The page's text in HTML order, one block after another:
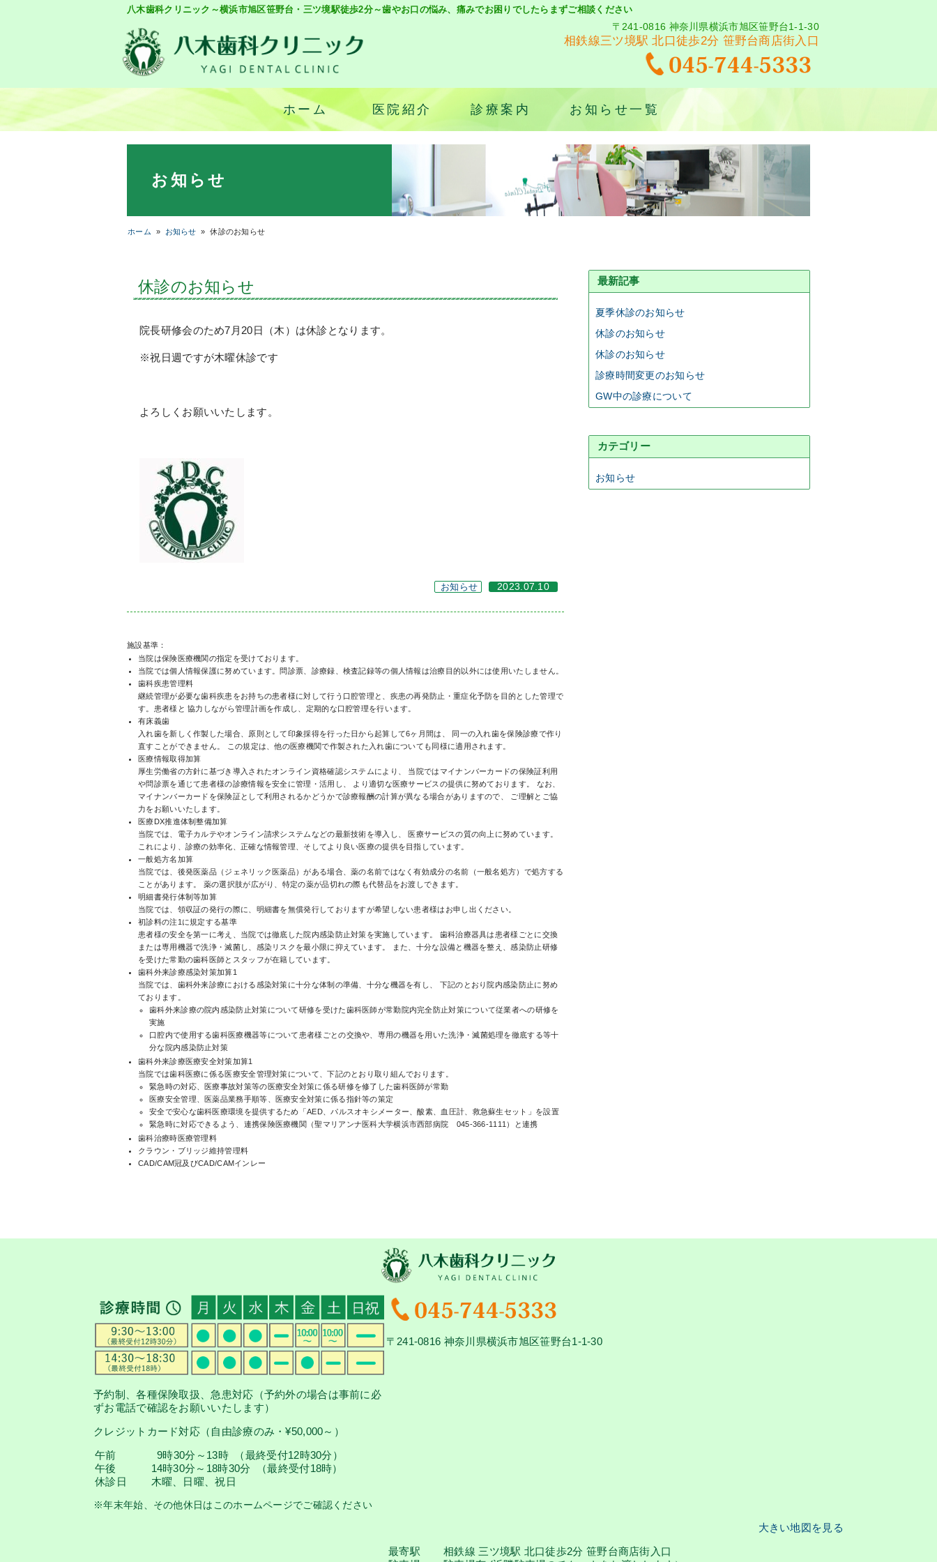
八木歯科クリニック～横浜市旭区笹野台・三ツ境駅徒歩2分～歯やお口の悩み、痛みでお困りでしたらまずご相談ください
〒241-0816 神奈川県横浜市旭区笹野台1-1-30
相鉄線三ツ境駅 北口徒歩2分 笹野台商店街入口
ホーム 医院紹介 診療案内 お知らせ一覧
お知らせ
ホーム » お知らせ »休診のお知らせ
休診のお知らせ
院長研修会のため7月20日（木）は休診となります。
※祝日週ですが木曜休診です
よろしくお願いいたします。
お知らせ 2023.07.10
施設基準：
当院は保険医療機関の指定を受けております。
当院では個人情報保護に努めています。問診票、診療録、検査記録等の個人情報は治療目的以外には使用いたしません。
歯科疾患管理料
継続管理が必要な歯科疾患をお持ちの患者様に対して行う口腔管理と、疾患の再発防止・重症化予防を目的とした管理で
す。患者様と 協力しながら管理計画を作成し、定期的な口腔管理を行います。
有床義歯
入れ歯を新しく作製した場合、原則として印象採得を行った日から起算して6ヶ月間は、 同一の入れ歯を保険診療で作り
直すことができません。 この規定は、他の医療機関で作製された入れ歯についても同様に適用されます。
医療情報取得加算
厚生労働省の方針に基づき導入されたオンライン資格確認システムにより、 当院ではマイナンバーカードの保険証利用
や問診票を通じて患者様の診療情報を安全に管理・活用し、 より適切な医療サービスの提供に努めております。 なお、
マイナンバーカードを保険証として利用されるかどうかで診療報酬の計算が異なる場合がありますので、 ご理解とご協
力をお願いいたします。
医療DX推進体制整備加算
当院では、電子カルテやオンライン請求システムなどの最新技術を導入し、 医療サービスの質の向上に努めています。
これにより、診療の効率化、正確な情報管理、そしてより良い医療の提供を目指しています。
一般処方名加算
当院では、後発医薬品（ジェネリック医薬品）がある場合、薬の名前ではなく有効成分の名前（一般名処方）で処方する
ことがあります。 薬の選択肢が広がり、特定の薬が品切れの際も代替品をお渡しできます。
明細書発行体制等加算
当院では、領収証の発行の際に、明細書を無償発行しておりますが希望しない患者様はお申し出ください。
初診料の注1に規定する基準
患者様の安全を第一に考え、当院では徹底した院内感染防止対策を実施しています。 歯科治療器具は患者様ごとに交換
または専用機器で洗浄・滅菌し、感染リスクを最小限に抑えています。 また、十分な設備と機器を整え、感染防止研修
を受けた常勤の歯科医師とスタッフが在籍しています。
歯科外来診療感染対策加算1
当院では、歯科外来診療における感染対策に十分な体制の準備、十分な機器を有し、 下記のとおり院内感染防止に努め
ております。
歯科外来診療の院内感染防止対策について研修を受けた歯科医師が常勤院内完全防止対策について従業者への研修を
実施
口腔内で使用する歯科医療機器等について患者様ごとの交換や、専用の機器を用いた洗浄・滅菌処理を徹底する等十
分な院内感染防止対策
歯科外来診療医療安全対策加算1
当院では歯科医療に係る医療安全管理対策について、下記のとおり取り組んでおります。
緊急時の対応、医療事故対策等の医療安全対策に係る研修を修了した歯科医師が常勤
医療安全管理、医薬品業務手順等、医療安全対策に係る指針等の策定
安全で安心な歯科医療環境を提供するため「AED、パルスオキシメーター、酸素、血圧計、救急蘇生セット」を設置
緊急時に対応できるよう、連携保険医療機関（聖マリアンナ医科大学横浜市西部病院 045-366-1111）と連携
歯科治療時医療管理料
クラウン・ブリッジ維持管理料
CAD/CAM冠及びCAD/CAMインレー
最新記事
夏季休診のお知らせ
休診のお知らせ
休診のお知らせ
診療時間変更のお知らせ
GW中の診療について
カテゴリー
お知らせ
予約制、各種保険取扱、急患対応（予約外の場合は事前に必
ずお電話で確認をお願いいたします）
クレジットカード対応（自由診療のみ・¥50,000～）
午前
9時30分～13時 （最終受付12時30分）
午後
14時30分～18時30分 （最終受付18時）
休診日
木曜、日曜、祝日
※年末年始、その他休日はこのホームページでご確認ください
〒241-0816 神奈川県横浜市旭区笹野台1-1-30
大きい地図を見る
最寄駅
相鉄線 三ツ境駅 北口徒歩2分 笹野台商店街入口